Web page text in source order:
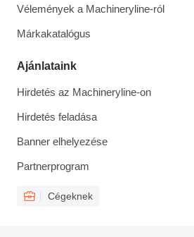
Vélemények a Machineryline-ról
Márkakatalógus
Ajánlataink
Hirdetés az Machineryline-on
Hirdetés feladása
Banner elhelyezése
Partnerprogram
Cégeknek